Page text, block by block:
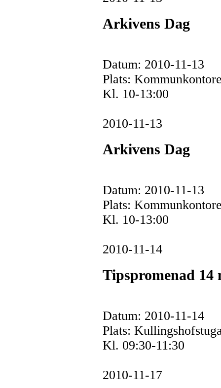
Arkivens Dag
Datum: 2010-11-13
Plats:
Kl. 10-13:00
2010-11-13
Arkivens Dag
Datum: 2010-11-13
Plats:
Kl. 10-13:00
2010-11-14
Tipspromenad 14
Datum: 2010-11-14
Plats:
Kl. 09:30-11:30
2010-11-17